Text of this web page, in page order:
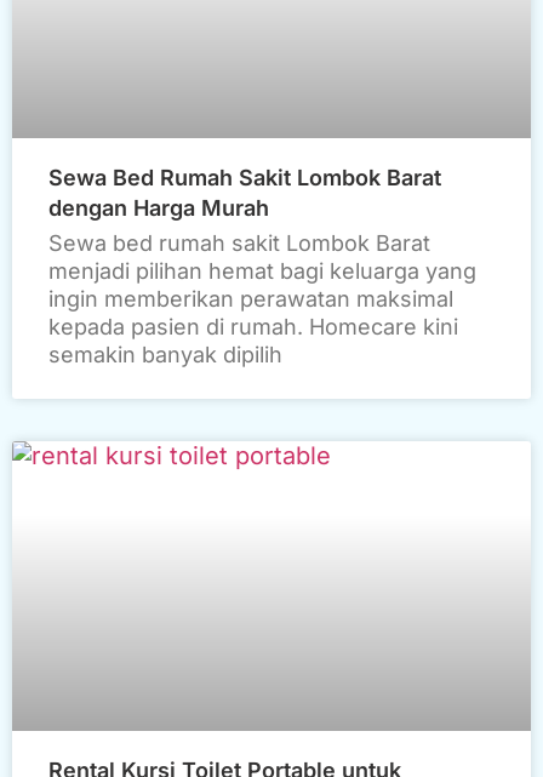
Sewa Bed Rumah Sakit Lombok Barat
dengan Harga Murah
Sewa bed rumah sakit Lombok Barat
menjadi pilihan hemat bagi keluarga yang
ingin memberikan perawatan maksimal
kepada pasien di rumah. Homecare kini
semakin banyak dipilih
Rental Kursi Toilet Portable untuk